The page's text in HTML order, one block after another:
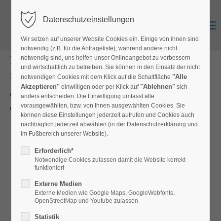
Zurück Anmelden
Riesenballons in Standard- und
Sonderfarben
Grosse Auswahl an Latexballons in Normalfarben, Pastelltönen
und mit Druck
Datenschutzeinstellungen
Wir setzen auf unserer Website Cookies ein. Einige von ihnen sind
notwendig (z.B. für die Anfrageliste), während andere nicht
notwendig sind, uns helfen unser Onlineangebot zu verbessern
und wirtschaftlich zu betreiben. Sie können in den Einsatz der nicht
notwendigen Cookies mit dem Klick auf die Schaltfläche "Alle
Akzeptieren" einwilligen oder per Klick auf "Ablehnen" sich
anders entscheiden. Die Einwilligung umfasst alle
vorausgewählten, bzw. von Ihnen ausgewählten Cookies. Sie
können diese Einstellungen jederzeit aufrufen und Cookies auch
nachträglich jederzeit abwählen (in der Datenschutzerklärung und
im Fußbereich unserer Website).
Erforderlich*
Notwendige Cookies zulassen damit die Website korrekt
funktioniert
Externe Medien
Externe Medien wie Google Maps, GoogleWebfonts,
OpenStreetMap und Youtube zulassen
Statistik